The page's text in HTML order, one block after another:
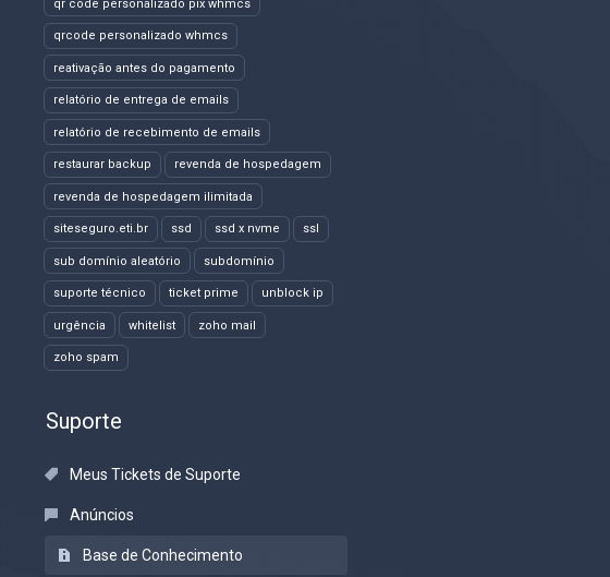
qr code personalizado pix whmcs
qrcode personalizado whmcs
reativação antes do pagamento
relatório de entrega de emails
relatório de recebimento de emails
restaurar backup revenda de hospedagem
revenda de hospedagem ilimitada
siteseguro.eti.br ssd ssd x nvme ssl
sub domínio aleatório subdomínio
suporte técnico ticket prime unblock ip
urgência whitelist zoho mail
zoho spam
Suporte
Meus Tickets de Suporte
Anúncios
Base de Conhecimento